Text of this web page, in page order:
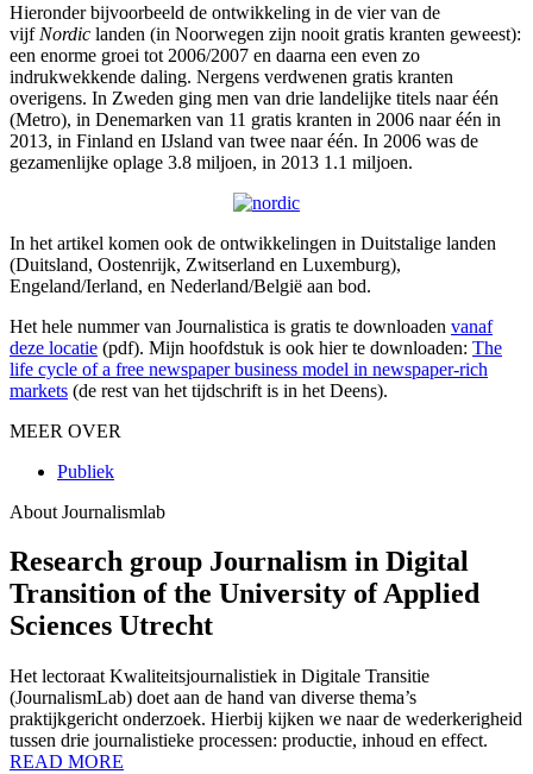
Hieronder bijvoorbeeld de ontwikkeling in de vier van de
vijf Nordic landen (in Noorwegen zijn nooit gratis kranten geweest):
een enorme groei tot 2006/2007 en daarna een even zo
indrukwekkende daling. Nergens verdwenen gratis kranten
overigens. In Zweden ging men van drie landelijke titels naar één
(Metro), in Denemarken van 11 gratis kranten in 2006 naar één in
2013, in Finland en IJsland van twee naar één. In 2006 was de
gezamenlijke oplage 3.8 miljoen, in 2013 1.1 miljoen.
In het artikel komen ook de ontwikkelingen in Duitstalige landen
(Duitsland, Oostenrijk, Zwitserland en Luxemburg),
Engeland/Ierland, en Nederland/België aan bod.
Het hele nummer van Journalistica is gratis te downloaden vanaf
deze locatie (pdf). Mijn hoofdstuk is ook hier te downloaden: The
life cycle of a free newspaper business model in newspaper-rich
markets (de rest van het tijdschrift is in het Deens).
MEER OVER
Publiek
About Journalismlab
Research group Journalism in Digital
Transition of the University of Applied
Sciences Utrecht
Het lectoraat Kwaliteitsjournalistiek in Digitale Transitie
(JournalismLab) doet aan de hand van diverse thema’s
praktijkgericht onderzoek. Hierbij kijken we naar de wederkerigheid
tussen drie journalistieke processen: productie, inhoud en effect.
READ MORE